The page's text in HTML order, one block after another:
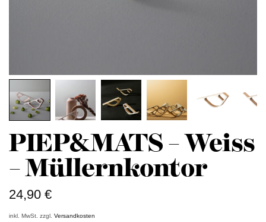
PIEP&MATS – Weiss
– Müllernkontor
24,90€
inkl. MwSt. zzgl.Versandkosten